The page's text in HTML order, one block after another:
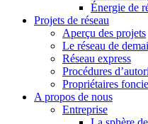
Énergie de
Projets de réseau
Aperçu des projets
Le réseau de
Réseau express
Procédures
Propriétaires
A propos de nous
Entreprise